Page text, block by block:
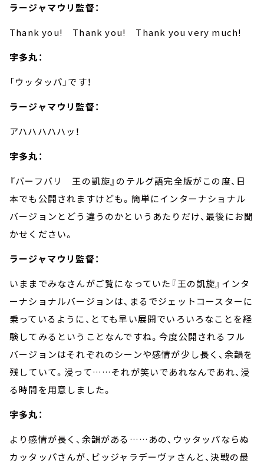
ラージャマウリ監督：
Thank you!
Thank you!
Thank you very much!
宇多丸：
「ウッタッパ」です！
ラージャマウリ監督：
アハハハハハッ！
宇多丸：
『バーフバリ 王の凱旋』のテルグ語完全版がこの度、日
本でも公開されますけども。簡単にインターナショナル
バージョンとどう違うのかというあたりだけ、最後にお聞
かせください。
ラージャマウリ監督：
いままでみなさんがご覧になっていた『王の凱旋』インタ
ーナショナルバージョンは、まるでジェットコースターに
乗っているように、とても早い展開でいろいろなことを経
験してみるということなんですね。今度公開されるフル
バージョンはそれぞれのシーンや感情が少し長く、余韻を
残していて。浸って……それが笑いであれなんであれ、浸
る時間を用意しました。
宇多丸：
より感情が長く、余韻がある …… あの、ウッタッパならぬ
カッタッパさんが、ビッジャラデーヴァさんと、決戦の最